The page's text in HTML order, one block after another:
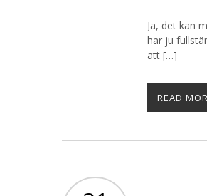
Ja, det kan
har ju
att […]
READ